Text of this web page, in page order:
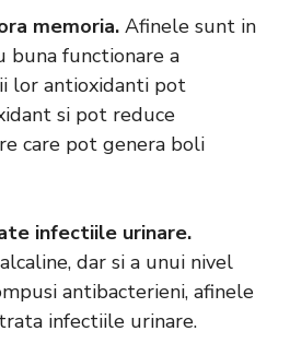
memoria. Afinele sunt in
buna functionare a
lor antioxidanti pot
si pot reduce
care pot genera boli
infectiile urinare.
dar si a unui nivel
antibacterieni, afinele
infectiile urinare.